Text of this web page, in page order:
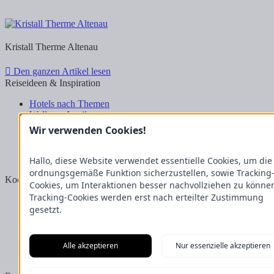
Kristall Therme Altenau
Den ganzen Artikel lesen
Reiseideen & Inspiration
Hotels nach Themen
Wellness-Lexikon
Business-Lexikon
Urlaubsregionen in Deutschland
Wanderrouten
Kooperation & Zusammenarbeit
Kundenbereich
Presse
Kooperation/Zusammenarbeit
Service/Partner
Blogger-Datenbank
Wir verwenden Cookies!
Hallo, diese Website verwendet essentielle Cookies, um die
ordnungsgemäße Funktion sicherzustellen, sowie Tracking-
Cookies, um Interaktionen besser nachvollziehen zu
Tracking-Cookies werden erst nach erteilter Zustimmung
gesetzt.
Alle akzeptieren Nur essenzielle akzeptieren